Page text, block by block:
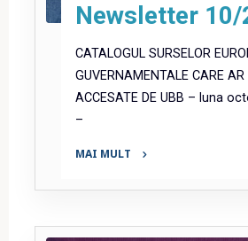
Newsletter 10/
CATALOGUL SURSELOR
GUVERNAMENTALE CARE AR
ACCESATE DE UBB – luna
–
MAI MULT
10/2021"